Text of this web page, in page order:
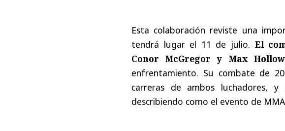
Esta colaboración reviste una
tendrá lugar el 11 de julio. El
Conor McGregor y Max
enfrentamiento. Su combate de
carreras de ambos luchadores, y
describiendo como el evento de MMA